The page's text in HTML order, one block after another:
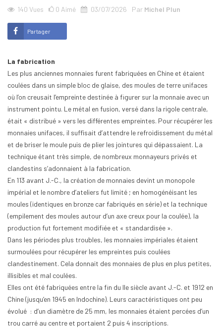
140 Vues 0 Aimé 03/07/2026 Par Michel Plun
Partager
La fabrication
Les plus anciennes monnaies furent fabriquées en Chine et étaient
coulées dans un simple bloc de glaise, des moules de terre unifaces
où l’on creusait l’empreinte destinée à figurer sur la monnaie avec un
instrument pointu. Le métal en fusion, versé dans la rigole centrale,
était « distribué » vers les différentes empreintes. Pour récupérer les
monnaies unifaces, il suffisait d’attendre le refroidissement du métal
et de briser le moule puis de plier les jointures qui dépassaient. La
technique étant très simple, de nombreux monnayeurs privés et
clandestins s’adonnaient à la fabrication.
En 113 avant J.-C., la création de monnaies devint un monopole
impérial et le nombre d’ateliers fut limité ; en homogénéisant les
moules (identiques en bronze car fabriqués en série) et la technique
(empilement des moules autour d’un axe creux pour la coulée), la
production fut fortement modifiée et « standardisée ».
Dans les périodes plus troubles, les monnaies impériales étaient
surmoulées pour récupérer les empreintes puis coulées
clandestinement. Cela donnait des monnaies de plus en plus petites,
illisibles et mal coulées.
Elles ont été fabriquées entre la fin du IIe siècle avant J.-C. et 1912 en
Chine (jusqu’en 1945 en Indochine). Leurs caractéristiques ont peu
évolué : d’un diamètre de 25 mm, les monnaies étaient percées d’un
trou carré au centre et portaient 2 puis 4 inscriptions.